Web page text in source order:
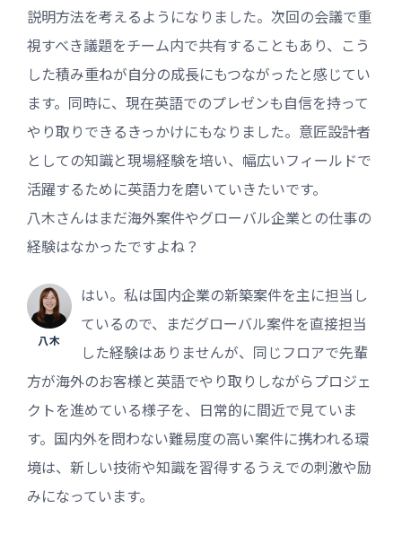
説明方法を考えるようになりました。次回の会議で重
視すべき議題をチーム内で共有することもあり、こう
した積み重ねが自分の成長にもつながったと感じてい
ます。同時に、現在英語でのプレゼンも自信を持って
やり取りできるきっかけにもなりました。意匠設計者
としての知識と現場経験を培い、幅広いフィールドで
活躍するために英語力を磨いていきたいです。
八木さんはまだ海外案件やグローバル企業との仕事の
経験はなかったですよね？
八木
はい。私は国内企業の新築案件を主に担当し
ているので、まだグローバル案件を直接担当
した経験はありませんが、同じフロアで先輩
方が海外のお客様と英語でやり取りしながらプロジェ
クトを進めている様子を、日常的に間近で見ていま
す。国内外を問わない難易度の高い案件に携われる環
境は、新しい技術や知識を習得するうえでの刺激や励
みになっています。